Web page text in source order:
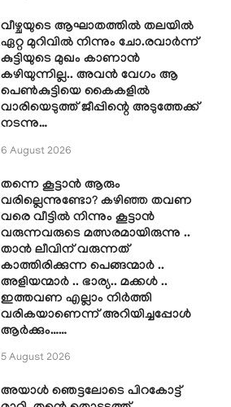
വീഴ്ചയുടെ ആഘാതത്തിൽ തലയിൽ
ഏറ്റ മുറിവിൽ നിന്നും ചോ.രവാർന്ന്
കുട്ടിയുടെ മുഖം കാണാൻ
കഴിയുന്നില്ല.. അവൻ വേഗം ആ
പെൺകുട്ടിയെ കൈകളിൽ
വാരിയെടുത്ത് ജീപ്പിന്റെ അടുത്തേക്ക്
നടന്നു…
6 August 2026
തന്നെ കൂട്ടാൻ ആരും
വരില്ലെന്നുണ്ടോ? കഴിഞ്ഞ തവണ
വരെ വീട്ടിൽ നിന്നും കൂട്ടാൻ
വരുന്നവരുടെ മത്സരമായിരുന്നു ..
താൻ ലീവിന് വരുന്നത്
കാത്തിരിക്കുന്ന പെങ്ങന്മാർ ..
അളിയന്മാർ .. ഭാര്യ.. മക്കൾ ..
ഇത്തവണ എല്ലാം നിർത്തി
വരികയാണെന്ന് അറിയിച്ചപ്പോൾ
ആർക്കും……
5 August 2026
അയാൾ ഞെട്ടലോടെ പിറകോട്ട്